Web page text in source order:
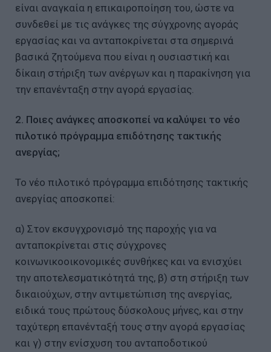
είναι αναγκαία η επικαιροποίηση του, ώστε να
συνδεθεί με τις ανάγκες της σύγχρονης αγοράς
εργασίας και να ανταποκρίνεται στα σημερινά
βασικά ζητούμενα που είναι η ουσιαστική και
δίκαιη στήριξη των ανέργων και η παρακίνηση για
την επανένταξη στην αγορά εργασίας.
2. Ποιες ανάγκες αποσκοπεί να καλύψει το νέο
πιλοτικό πρόγραμμα επιδότησης τακτικής
ανεργίας;
Το νέο πιλοτικό πρόγραμμα επιδότησης τακτικής
ανεργίας αποσκοπεί:
α) Στον εκσυγχρονισμό της παροχής για να
ανταποκρίνεται στις σύγχρονες
κοινωνικοοικονομικές συνθήκες και να ενισχύει
την αποτελεσματικότητά της, β) στη στήριξη των
δικαιούχων, στην αντιμετώπιση της ανεργίας,
ειδικά τους πρώτους δύσκολους μήνες, και στην
ταχύτερη επανένταξή τους στην αγορά εργασίας
και γ) στην ενίσχυση του ανταποδοτικού